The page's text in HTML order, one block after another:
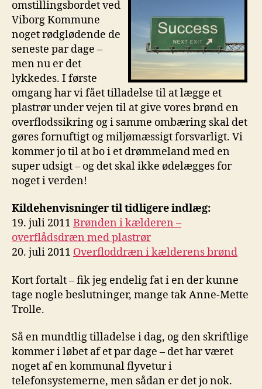
omstillingsbordet ved
Viborg Kommune
noget rødglødende de
seneste par dage –
men nu er det
lykkedes. I første
omgang har vi fået tilladelse til at lægge et
plastrør under vejen til at give vores brønd en
overflodssikring og i samme ombæring skal det
gøres fornuftigt og miljømæssigt forsvarligt. Vi
kommer jo til at bo i et drømmeland med en
super udsigt – og det skal ikke ødelægges for
noget i verden!
Kildehenvisninger til tidligere indlæg:
19. juli 2011 Brønden i kælderen –
overflådsdræn med plastrør
20. juli 2011 Overfloddræn i kælderens brønd
Kort fortalt – fik jeg endelig fat i en der kunne
tage nogle beslutninger, mange tak Anne-Mette
Trolle.
Så en mundtlig tilladelse i dag, og den skriftlige
kommer i løbet af et par dage – det har været
noget af en kommunal flyvetur i
telefonsystemerne, men sådan er det jo nok.